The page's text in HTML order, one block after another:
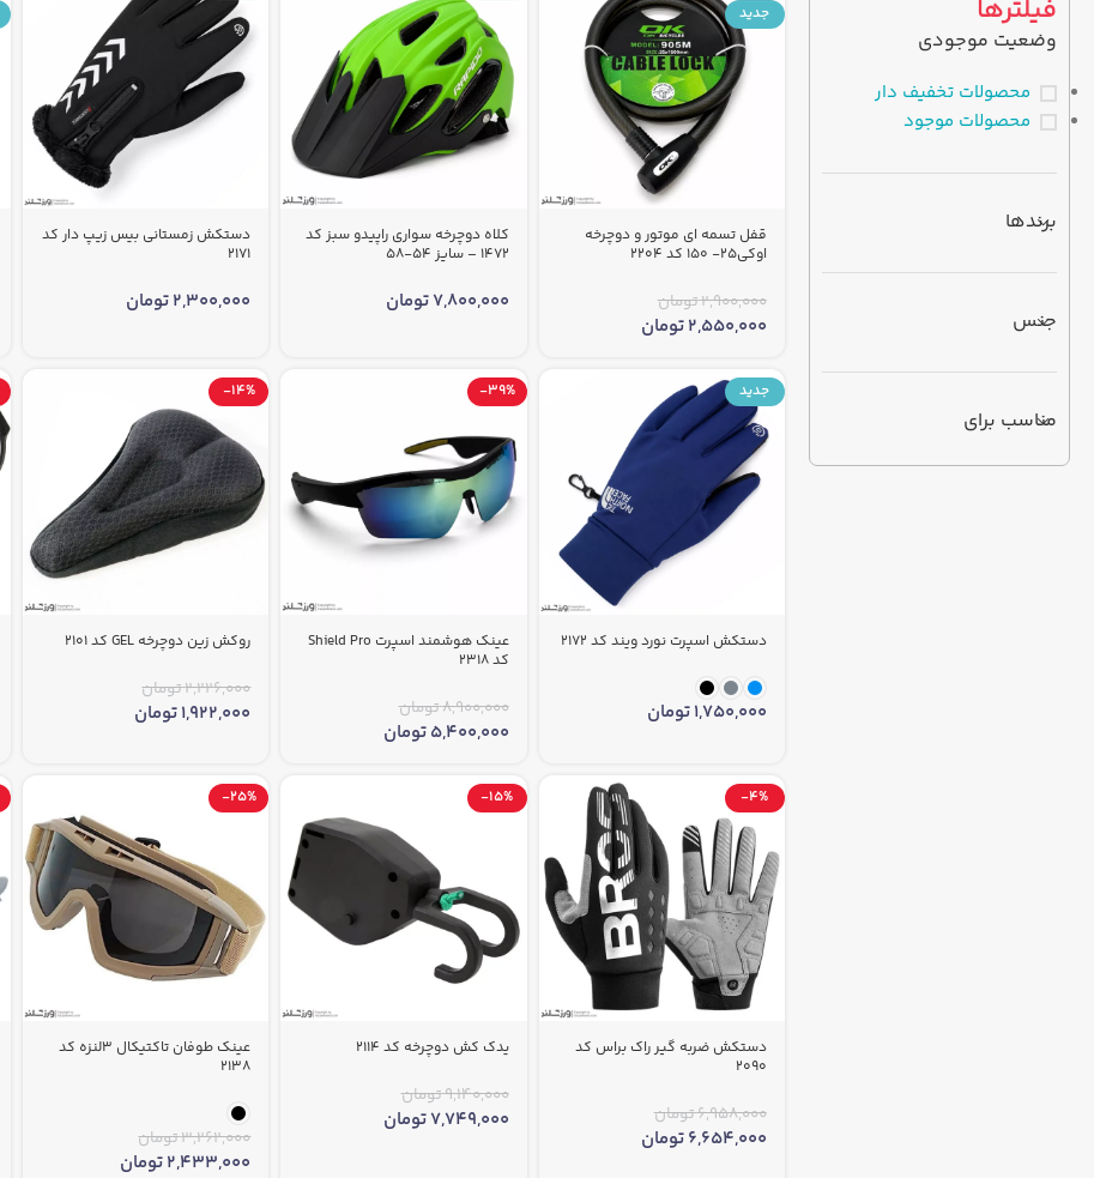
فیلترها
وضعیت موجودی
محصولات تخفیف دار
محصولات موجود
برندها
جنس
مناسب برای
جدید
قفل تسمه ای موتور و دوچرخه
اوکی25- 150 کد 2204
2,900,000تومان
2,550,000تومان
کلاه دوچرخه سواری راپیدو سبز کد
1472 – سایز 54-58
7,800,000تومان
دستکش زمستانی بیس زیپ دار کد
2171
2,300,000تومان
جدید
دستکش اسپرت نورد ویند کد 2172
1,750,000تومان
-39%
عینک هوشمند اسپرت Shield Pro
کد 2318
8,900,000تومان
5,400,000تومان
-14%
روکش زین دوچرخه GEL کد 2101
2,226,000تومان
1,922,000تومان
-4%
دستکش ضربه گیر راک براس کد
2090
6,958,000تومان
6,654,000تومان
-15%
یدک کش دوچرخه کد 2114
9,140,000تومان
7,749,000تومان
-25%
عینک طوفان تاکتیکال 3لنزه کد
2138
3,262,000تومان
2,433,000تومان